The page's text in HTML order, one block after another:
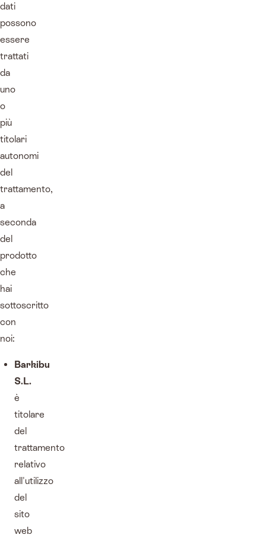
dati
possono
essere
trattati
da
uno
o
più
titolari
autonomi
del
trattamento,
a
seconda
del
prodotto
che
hai
sottoscritto
con
noi:
Barkibu
S.L.
è
titolare
del
trattamento
relativo
all'utilizzo
del
sito
web